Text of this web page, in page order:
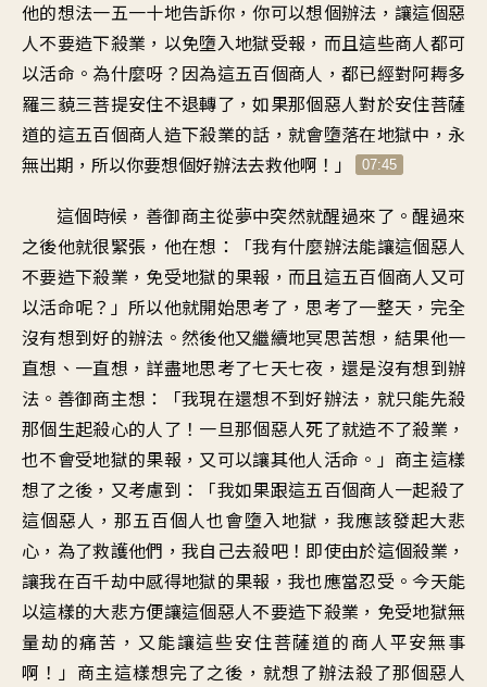
他的想法一五一十地告訴你 ，你可以想個辦法 ， 讓這個惡
人不要造下殺業 ， 以免墮入地獄受報 ， 而且這些商人都可
以活命 。 為什麼呀 ？ 因為這五百個商人 ，都已經對阿耨多
羅三藐三菩提安住不退轉了 ，如果那個惡人對於安住菩薩
道的這五百個商人造下殺業的話 ，就會墮落在地獄中 ， 永
無出期 ， 所以你要想個好辦法去救他啊 ！」 07:45
這個時候 ， 善御商主從夢中突然就醒過來了 。醒過來
之後他就很緊張，他在想 ：「我有什麼辦法能讓這個惡人
不要造下殺業 ， 免受地獄的果報 ，而且這五百個商人 又可
以活命呢？」 所以他就開始思考了 ， 思考了一整天 ， 完全
沒有想到好的辦法 。然後他又繼續地冥思苦想 ，結果他一
直想、一直想 ， 詳盡地思考了七天七夜 ，還是沒有想到辦
法 。 善御商主想 ：「我現在還想不到好辦法 ， 就只能先殺
那個生起殺心的人了 ！ 一旦那個惡人死了就造不了殺業 ，
也不會受地獄的果報 ， 又可以讓其他人活命 。」 商主這樣
想了之後 ， 又考慮到 ：「我如果跟這五百個商人一起殺了
這個惡人 ，那五百個人也會墮入地獄 ， 我應該發起大悲
心 ， 為了救護他們 ，我自己去殺吧 ！ 即使由於這個殺業 ，
讓我在百千劫中感得地獄的果報 ，我也應當忍受 。今天能
以這樣的大悲方便讓這個惡人不要造下殺業 ， 免受地獄無
量劫的痛苦 ， 又能讓這些安住菩薩道的商人 平安無事
啊 ！」 商主這樣想完了之後 ， 就想了辦法殺了那個惡人